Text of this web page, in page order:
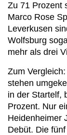
Zu 71 Prozent
Marco Rose
Leverkusen
Wolfsburg
mehr als drei
Zum
stehen
in der Startelf,
Prozent. Nur
Heidenheimer
Debüt. Die